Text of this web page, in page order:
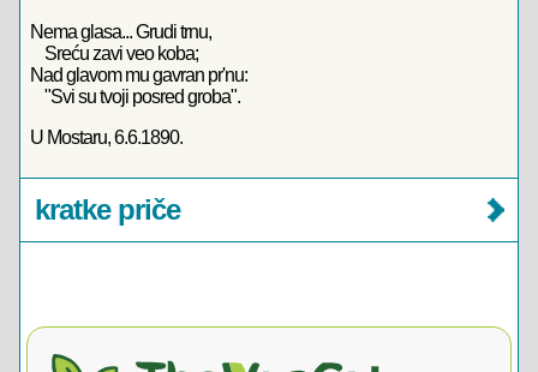
Nema glasa... Grudi trnu,
Sreću zavi veo koba;
Nad glavom mu gavran pr'nu:
"Svi su tvoji posred groba".
U Mostaru, 6.6.1890.
kratke priče